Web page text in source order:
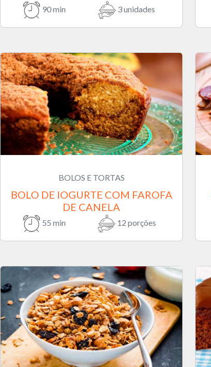
90 min 3 unidades
BOLOS E TORTAS
BOLO DE IOGURTE COM FAROFA
DE CANELA
55 min 12 porções